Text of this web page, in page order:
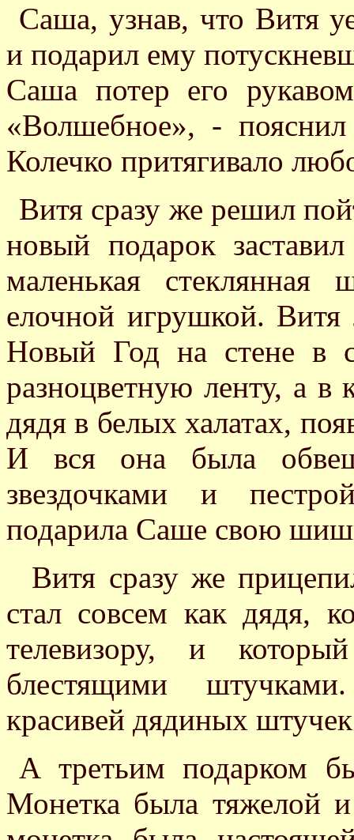
Саша, узнав, что Витя
и подарил ему
Саша потер его
«Волшебное», -
Колечко притягивало
Витя сразу же решил
новый подарок
маленькая
елочной игрушкой.
Новый Год на стене в
разноцветную ленту, а в
дядя в белых халатах,
И вся она была
звездочками и
подарила Саше свою
Витя сразу же
стал совсем как дядя,
телевизору, и
блестящими
красивей дядиных
А третьим подарком
Монетка была тяжелой и